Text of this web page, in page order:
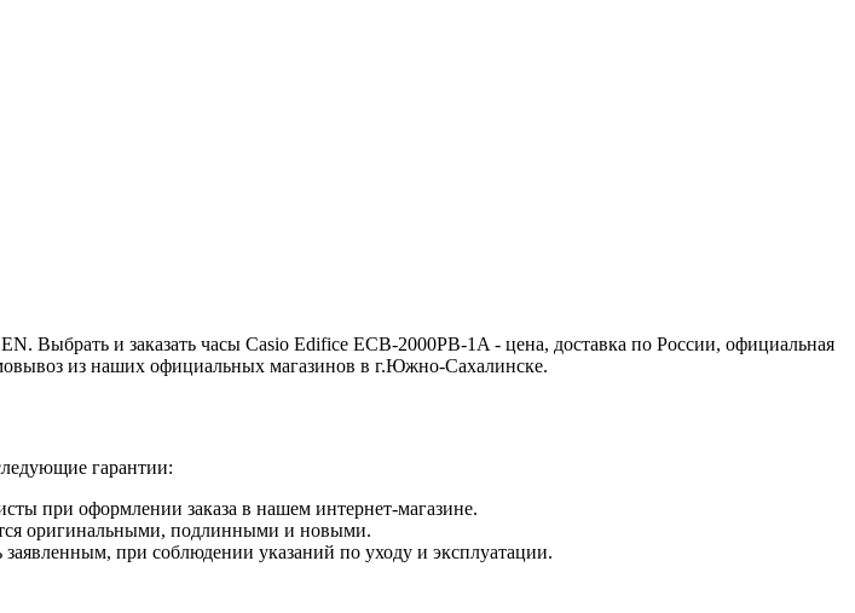
Выбрать и заказать часы Casio Edifice ECB-2000PB-1A - цена, доставка по России, официальная
из наших официальных магазинов в г.Южно-Сахалинске.
гарантии:
при оформлении заказа в нашем интернет-магазине.
оригинальными, подлинными и новыми.
при соблюдении указаний по уходу и эксплуатации.